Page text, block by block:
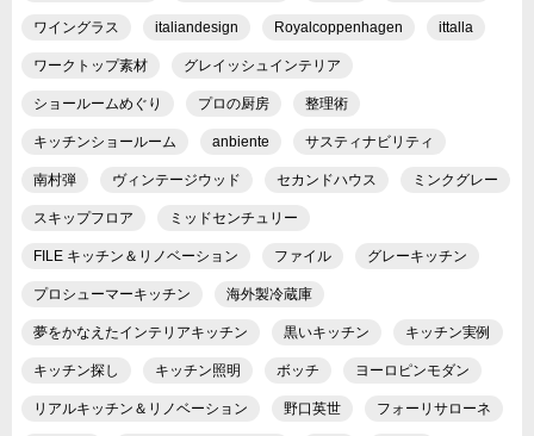
ワイングラス italiandesign Royalcoppenhagen ittalla
ワークトップ素材 グレイッシュインテリア
ショールームめぐり プロの厨房 整理術
キッチンショールーム anbiente サスティナビリティ
南村弾 ヴィンテージウッド セカンドハウス ミンクグレー
スキップフロア ミッドセンチュリー
FILE キッチン＆リノベーション ファイル グレーキッチン
プロシューマーキッチン 海外製冷蔵庫
夢をかなえたインテリアキッチン 黒いキッチン キッチン実例
キッチン探し キッチン照明 ボッチ ヨーロピンモダン
リアルキッチン＆リノベーション 野口英世 フォーリサローネ